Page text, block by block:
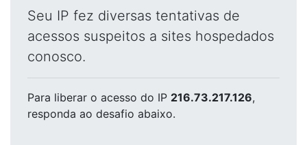
Seu IP fez diversas tentativas de
acessos suspeitos a sites hospedados
conosco.
Para liberar o acesso do IP 216.73.217.126,
responda ao desafio abaixo.